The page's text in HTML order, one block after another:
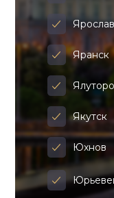
Яранск
Якутск
Юхнов